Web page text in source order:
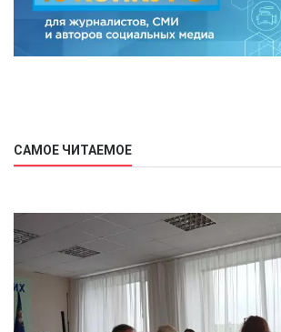
САМОЕ ЧИТАЕМОЕ